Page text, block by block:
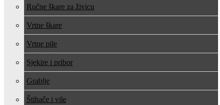
Ručne škare za živicu
Vrtne škare
Vrtne pile
Sjekire i pribor
Grablje
Štihače i vile